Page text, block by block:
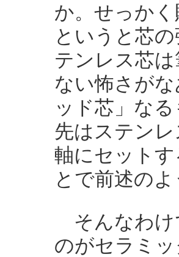
か。せっか
というと芯
テンレス芯
ない怖さが
ッド芯」な
先はステン
軸にセット
とで前述の
そんなわけ
のがセラミ